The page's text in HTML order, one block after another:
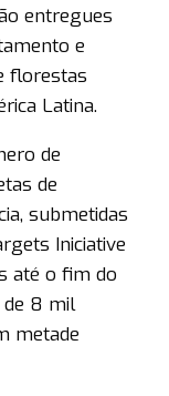
entregues
e
florestas
Latina.
de
de
submetidas
Iniciative
até o fim do
de 8 mil
metade